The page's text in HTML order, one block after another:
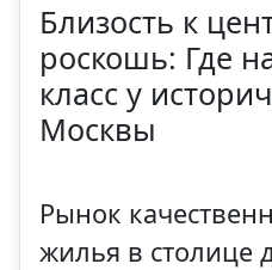
Близость к
роскошь: Где
класс у
Москвы
Рынок
жилья в столице